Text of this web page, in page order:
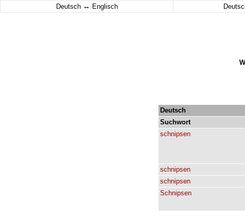
Deutsch ↔ Englisch
Deutsch
Suchwort
schnipsen
schnipsen
schnipsen
Schnipsen